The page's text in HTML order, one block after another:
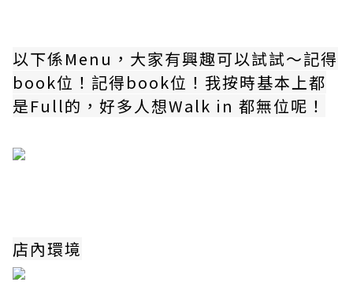
以下係Menu，大家有興趣可以試試～記得
book位！記得book位！我按時基本上都
是Full的，好多人想Walk in 都無位呢！
店內環境